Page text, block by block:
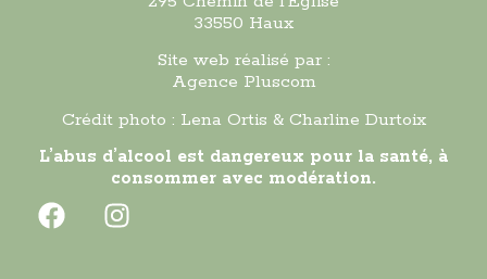
33550 Haux
Site web réalisé par :
Agence Pluscom
Crédit photo : Lena Ortis & Charline Durtoix
L’abus d’alcool est dangereux pour la santé, à
consommer avec modération.